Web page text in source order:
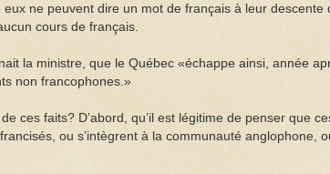
eux ne peuvent dire un mot de français à leur descente
cours de français.
la ministre, que le Québec «échappe ainsi, année
non francophones.»
ces faits? D’abord, qu’il est légitime de penser que
ou s’intègrent à la communauté anglophone,